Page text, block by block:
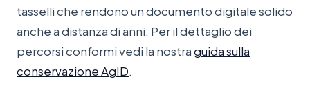
tasselli che rendono un documento digitale solido
anche a distanza di anni. Per il dettaglio dei
percorsi conformi vedi la nostraguida sulla
conservazione AgID.